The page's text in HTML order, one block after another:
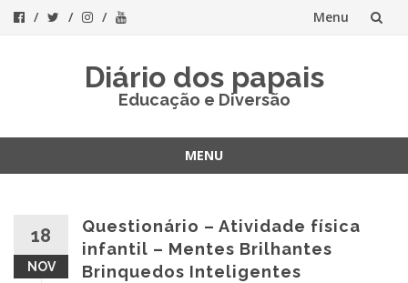
Menu
Diário dos papais
Educação e Diversão
MENU
18
NOV
Questionário – Atividade física
infantil – Mentes Brilhantes
Brinquedos Inteligentes